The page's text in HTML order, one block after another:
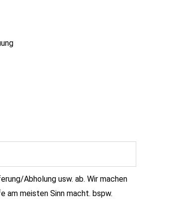
Abholung usw. ab. Wir machen
am meisten Sinn macht. bspw.